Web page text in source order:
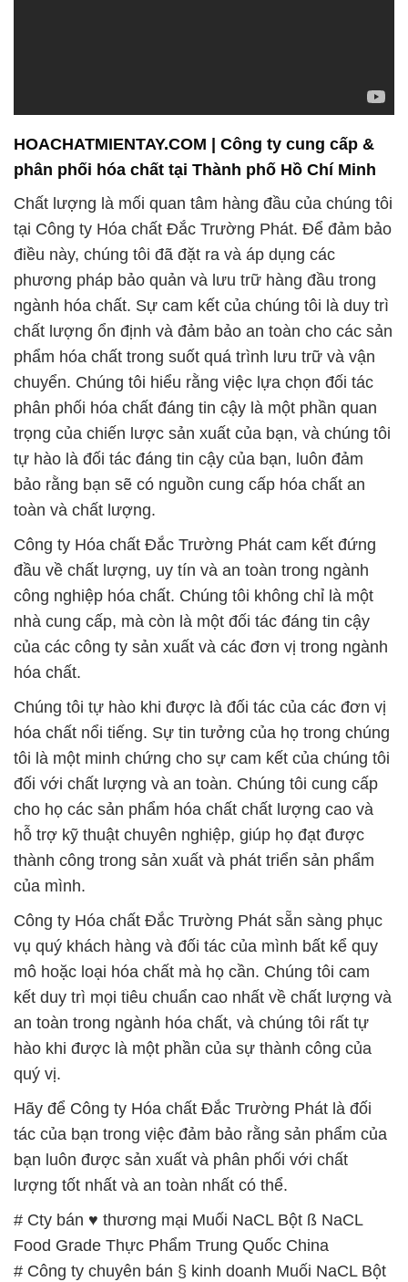
HOACHATMIENTAY.COM | Công ty cung cấp &
phân phối hóa chất tại Thành phố Hồ Chí Minh
Chất lượng là mối quan tâm hàng đầu của chúng tôi
tại Công ty Hóa chất Đắc Trường Phát. Để đảm bảo
điều này, chúng tôi đã đặt ra và áp dụng các
phương pháp bảo quản và lưu trữ hàng đầu trong
ngành hóa chất. Sự cam kết của chúng tôi là duy trì
chất lượng ổn định và đảm bảo an toàn cho các sản
phẩm hóa chất trong suốt quá trình lưu trữ và vận
chuyển. Chúng tôi hiểu rằng việc lựa chọn đối tác
phân phối hóa chất đáng tin cậy là một phần quan
trọng của chiến lược sản xuất của bạn, và chúng tôi
tự hào là đối tác đáng tin cậy của bạn, luôn đảm
bảo rằng bạn sẽ có nguồn cung cấp hóa chất an
toàn và chất lượng.
Công ty Hóa chất Đắc Trường Phát cam kết đứng
đầu về chất lượng, uy tín và an toàn trong ngành
công nghiệp hóa chất. Chúng tôi không chỉ là một
nhà cung cấp, mà còn là một đối tác đáng tin cậy
của các công ty sản xuất và các đơn vị trong ngành
hóa chất.
Chúng tôi tự hào khi được là đối tác của các đơn vị
hóa chất nổi tiếng. Sự tin tưởng của họ trong chúng
tôi là một minh chứng cho sự cam kết của chúng tôi
đối với chất lượng và an toàn. Chúng tôi cung cấp
cho họ các sản phẩm hóa chất chất lượng cao và
hỗ trợ kỹ thuật chuyên nghiệp, giúp họ đạt được
thành công trong sản xuất và phát triển sản phẩm
của mình.
Công ty Hóa chất Đắc Trường Phát sẵn sàng phục
vụ quý khách hàng và đối tác của mình bất kể quy
mô hoặc loại hóa chất mà họ cần. Chúng tôi cam
kết duy trì mọi tiêu chuẩn cao nhất về chất lượng và
an toàn trong ngành hóa chất, và chúng tôi rất tự
hào khi được là một phần của sự thành công của
quý vị.
Hãy để Công ty Hóa chất Đắc Trường Phát là đối
tác của bạn trong việc đảm bảo rằng sản phẩm của
bạn luôn được sản xuất và phân phối với chất
lượng tốt nhất và an toàn nhất có thể.
# Cty bán ♥ thương mại Muối NaCL Bột ß NaCL
Food Grade Thực Phẩm Trung Quốc China
# Công ty chuyên bán § kinh doanh Muối NaCL Bột